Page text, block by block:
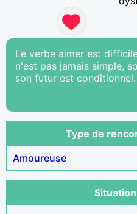
Le verbe aimer est
n'est pas jamais simple,
son futur est conditionnel.
Type de
Amoureuse